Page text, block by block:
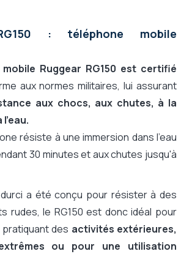
: téléphone mobile
Ruggear RG150 est certifié
aux normes militaires, lui assurant
aux chocs, aux chutes, à la
l'eau.
résiste à une immersion dans l'eau
30 minutes et aux chutes jusqu'à
a été conçu pour résister à des
rudes, le RG150 est donc idéal pour
des activités extérieures,
ou pour une utilisation